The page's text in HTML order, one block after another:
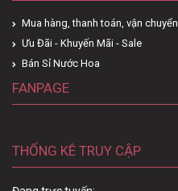
Mua hàng, thanh toán, vận chuyển
Ưu Đãi - Khuyến Mãi - Sale
Bán Sỉ Nước Hoa
FANPAGE
THỐNG KÊ TRUY CẬP